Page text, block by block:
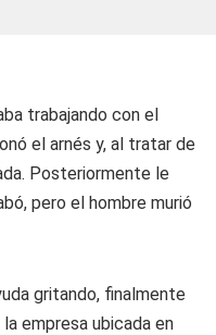
trabajando con el
el arnés y, al tratar de
Posteriormente le
pero el hombre murió
gritando, finalmente
empresa ubicada en